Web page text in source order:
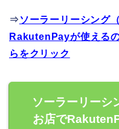
⇒ ソーラーリーシング
RakutenPayが使える
らをクリック
ソーラーリーシ
お店で